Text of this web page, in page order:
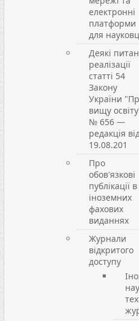
електронні
платформи
для
Деякі
реалізації
статті 54
Закону
України
вищу
№ 656 —
редакція
19.08.201
Про
обов'язкові
публікації в
іноземних
фахових
виданнях
Журнали
відкритого
доступу